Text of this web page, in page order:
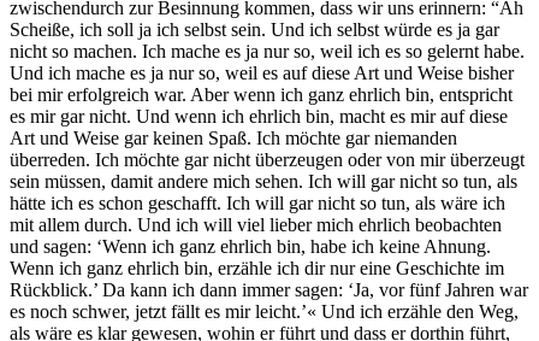
zwischendurch zur Besinnung kommen, dass wir uns erinnern: “Ah
Scheiße, ich soll ja ich selbst sein. Und ich selbst würde es ja gar
nicht so machen. Ich mache es ja nur so, weil ich es so gelernt habe.
Und ich mache es ja nur so, weil es auf diese Art und Weise bisher
bei mir erfolgreich war. Aber wenn ich ganz ehrlich bin, entspricht
es mir gar nicht. Und wenn ich ehrlich bin, macht es mir auf diese
Art und Weise gar keinen Spaß. Ich möchte gar niemanden
überreden. Ich möchte gar nicht überzeugen oder von mir überzeugt
sein müssen, damit andere mich sehen. Ich will gar nicht so tun, als
hätte ich es schon geschafft. Ich will gar nicht so tun, als wäre ich
mit allem durch. Und ich will viel lieber mich ehrlich beobachten
und sagen: ‘Wenn ich ganz ehrlich bin, habe ich keine Ahnung.
Wenn ich ganz ehrlich bin, erzähle ich dir nur eine Geschichte im
Rückblick.’ Da kann ich dann immer sagen: ‘Ja, vor fünf Jahren war
es noch schwer, jetzt fällt es mir leicht.’« Und ich erzähle den Weg,
als wäre es klar gewesen, wohin er führt und dass er dorthin führt,